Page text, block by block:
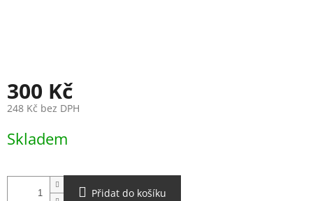
300 Kč
248 Kč bez DPH
cena:
Skladem
Přidat do košíku